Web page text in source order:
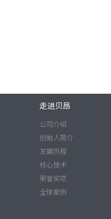
走进贝昂
公司介绍
创始人简介
发展历程
核心技术
荣誉奖项
全球案例